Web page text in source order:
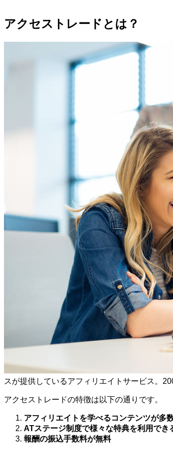
アクセストレードとは？
スが提供しているアフィリエイトサービス。
アクセストレードの特徴は以下の通りです。
アフィリエイトを学べるコンテンツが多
ATステージ制度で様々な特典を利用でき
報酬の振込手数料が無料